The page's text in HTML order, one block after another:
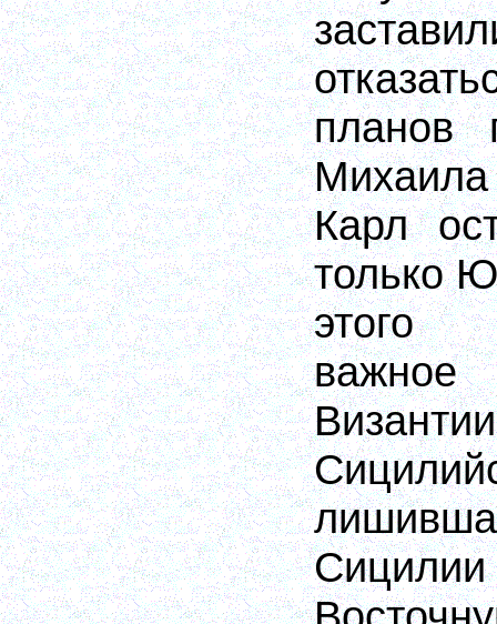
планов
Михаила
Карл
только
этого